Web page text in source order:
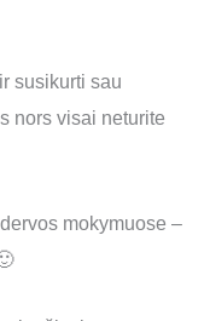
susikurti sau
nors visai neturite
mokymuose –